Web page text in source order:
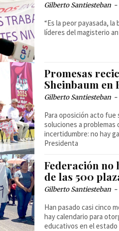
Gilberto Santiesteban -
“Es la peor payasada,
líderes del magisterio
Promesas
Sheinbaum en
Gilberto Santiesteban -
Para oposición acto
soluciones a
incertidumbre: no hay
Presidenta
Federación no
de las 500
Gilberto Santiesteban -
Han pasado casi cinco
hay calendario para
educativos en el estado